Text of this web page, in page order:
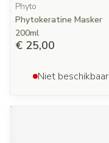
Phyto
Phytokeratine Masker
200ml
€ 25,00
Niet beschikbaar